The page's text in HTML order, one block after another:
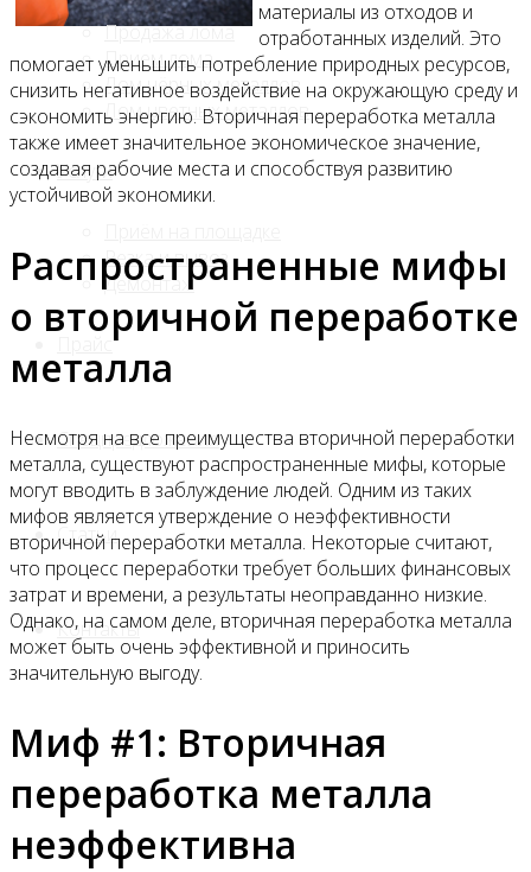
Продажа лома
Прием лома
Лом чёрных металлов
Лом цветных металлов
Услуги
Резка и вывоз
Демонтаж
Спецпредложения
Статьи
Контакты
материалы из отходов и
отработанных изделий. Это
помогает уменьшить потребление природных ресурсов,
снизить негативное воздействие на окружающую среду и
сэкономить энергию. Вторичная переработка металла
также имеет значительное экономическое значение,
создавая рабочие места и способствуя развитию
устойчивой экономики.
Распространенные мифы
о вторичной переработке
металла
Несмотря на все преимущества вторичной переработки
металла, существуют распространенные мифы, которые
могут вводить в заблуждение людей. Одним из таких
мифов является утверждение о неэффективности
вторичной переработки металла. Некоторые считают,
что процесс переработки требует больших финансовых
затрат и времени, а результаты неоправданно низкие.
Однако, на самом деле, вторичная переработка металла
может быть очень эффективной и приносить
значительную выгоду.
Миф #1: Вторичная
переработка металла
неэффективна